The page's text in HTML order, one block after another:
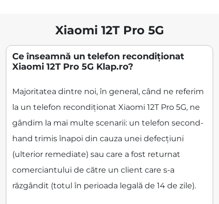
Xiaomi 12T Pro 5G
Ce înseamnă un telefon recondiționat
Xiaomi 12T Pro 5G Klap.ro?
Majoritatea dintre noi, în general, când ne referim
la un telefon recondiționat Xiaomi 12T Pro 5G, ne
gândim la mai multe scenarii: un telefon second-
hand trimis înapoi din cauza unei defecțiuni
(ulterior remediate) sau care a fost returnat
comerciantului de către un client care s-a
răzgândit (totul în perioada legală de 14 de zile).